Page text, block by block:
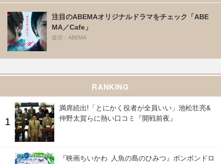
注目のABEMAオリジナルドラマをチェック「ABE
MA／Cafe」
提供：ABEMA
RANKING
満席続出!「とにかく役者が全員いい」池松壮亮&
仲野太賀らに熱い口コミ『開戦前夜』
『映画ちいかわ 人魚の島のひみつ』ボンボンドロ